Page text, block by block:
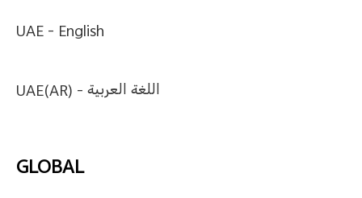
UAE - English
UAE(AR) -اللغة العربية
GLOBAL